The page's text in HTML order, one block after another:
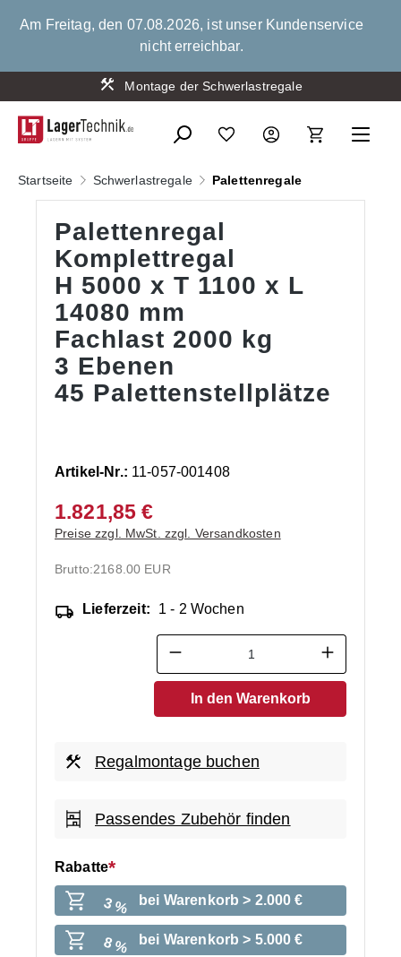
springen
Am Freitag, den 07.08.2026, ist unser Kundenservice
nicht erreichbar.
Montage der Schwerlastregale
Startseite Schwerlastregale Palettenregale
Palettenregal
Komplettregal
H 5000 x T 1100 x L
14080 mm
Fachlast 2000 kg
3 Ebenen
45 Palettenstellplätze
Artikel-Nr.: 11-057-001408
1.821,85 €
Preise zzgl. MwSt. zzgl. Versandkosten
Brutto:2168.00 EUR
Lieferzeit: 1 - 2 Wochen
Produkt Anzahl: Gib den
In den Warenkorb
Regalmontage buchen
Passendes Zubehör finden
Rabatte
3 % bei Warenkorb > 2.000 €
8 % bei Warenkorb > 5.000 €